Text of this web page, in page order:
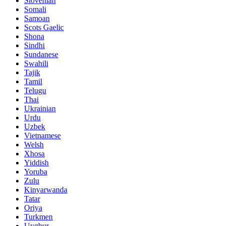
Somali
Samoan
Scots Gaelic
Shona
Sindhi
Sundanese
Swahili
Tajik
Tamil
Telugu
Thai
Ukrainian
Urdu
Uzbek
Vietnamese
Welsh
Xhosa
Yiddish
Yoruba
Zulu
Kinyarwanda
Tatar
Oriya
Turkmen